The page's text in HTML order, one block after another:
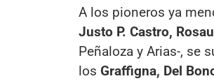
A los pioneros ya
Justo P. Castro,
Peñaloza y Arias-, se
los Graffigna, Del